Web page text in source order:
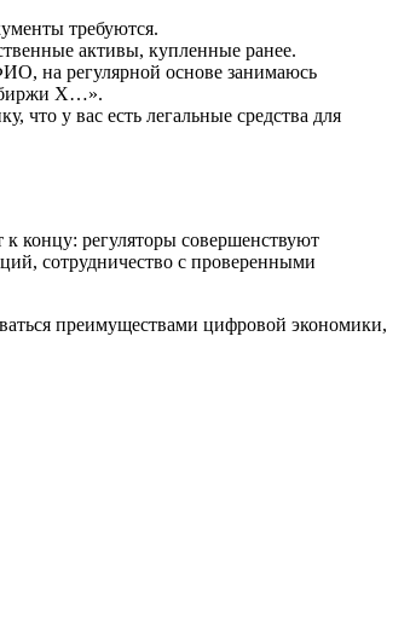
требуются.
активы, купленные ранее.
на регулярной основе занимаюсь
биржи X…».
что у вас есть легальные средства для
концу: регуляторы совершенствуют
сотрудничество с проверенными
преимуществами цифровой экономики,